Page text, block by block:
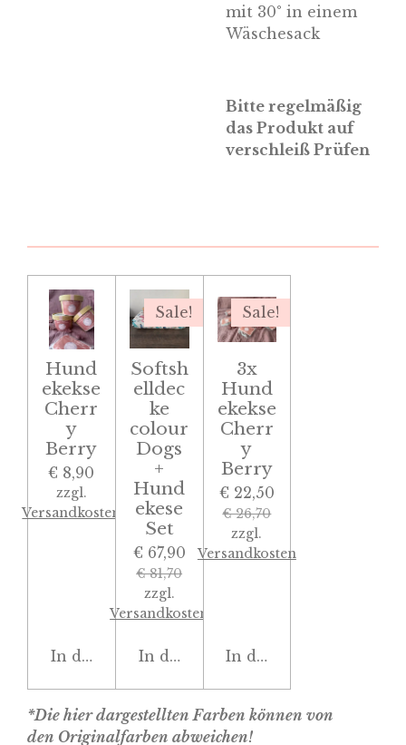
mit 30° in einem
Wäschesack
Bitte regelmäßig
das Produkt auf
verschleiß Prüfen
Hund
ekekse
Cherr
y
Berry
€ 8,90
zzgl.
Versandkosten
In den Warenkorb
Sale!
Softsh
elldec
ke
colour
Dogs
+
Hund
ekese
Set
€ 67,90
€ 81,70
zzgl.
Versandkosten
In den Warenkorb
Sale!
3x
Hund
ekekse
Cherr
y
Berry
€ 22,50
€ 26,70
zzgl.
Versandkosten
In den Warenkorb
*Die hier dargestellten Farben können von
den Originalfarben abweichen!